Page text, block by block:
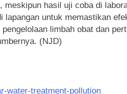
hasil uji coba di
lapangan untuk memastikan
limbah obat dan
(NJD)
water-treatment-pollution